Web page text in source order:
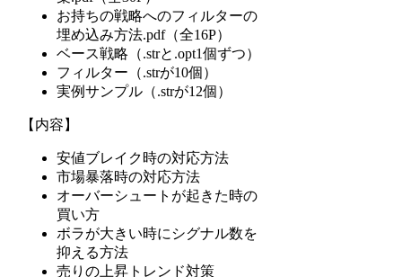
お持ちの戦略へのフィルターの
埋め込み方法.pdf（全16P）
ベース戦略（.strと.opt1個ずつ）
フィルター（.strが10個）
実例サンプル（.strが12個）
【内容】
安値ブレイク時の対応方法
市場暴落時の対応方法
オーバーシュートが起きた時の
買い方
ボラが大きい時にシグナル数を
抑える方法
売りの上昇トレンド対策